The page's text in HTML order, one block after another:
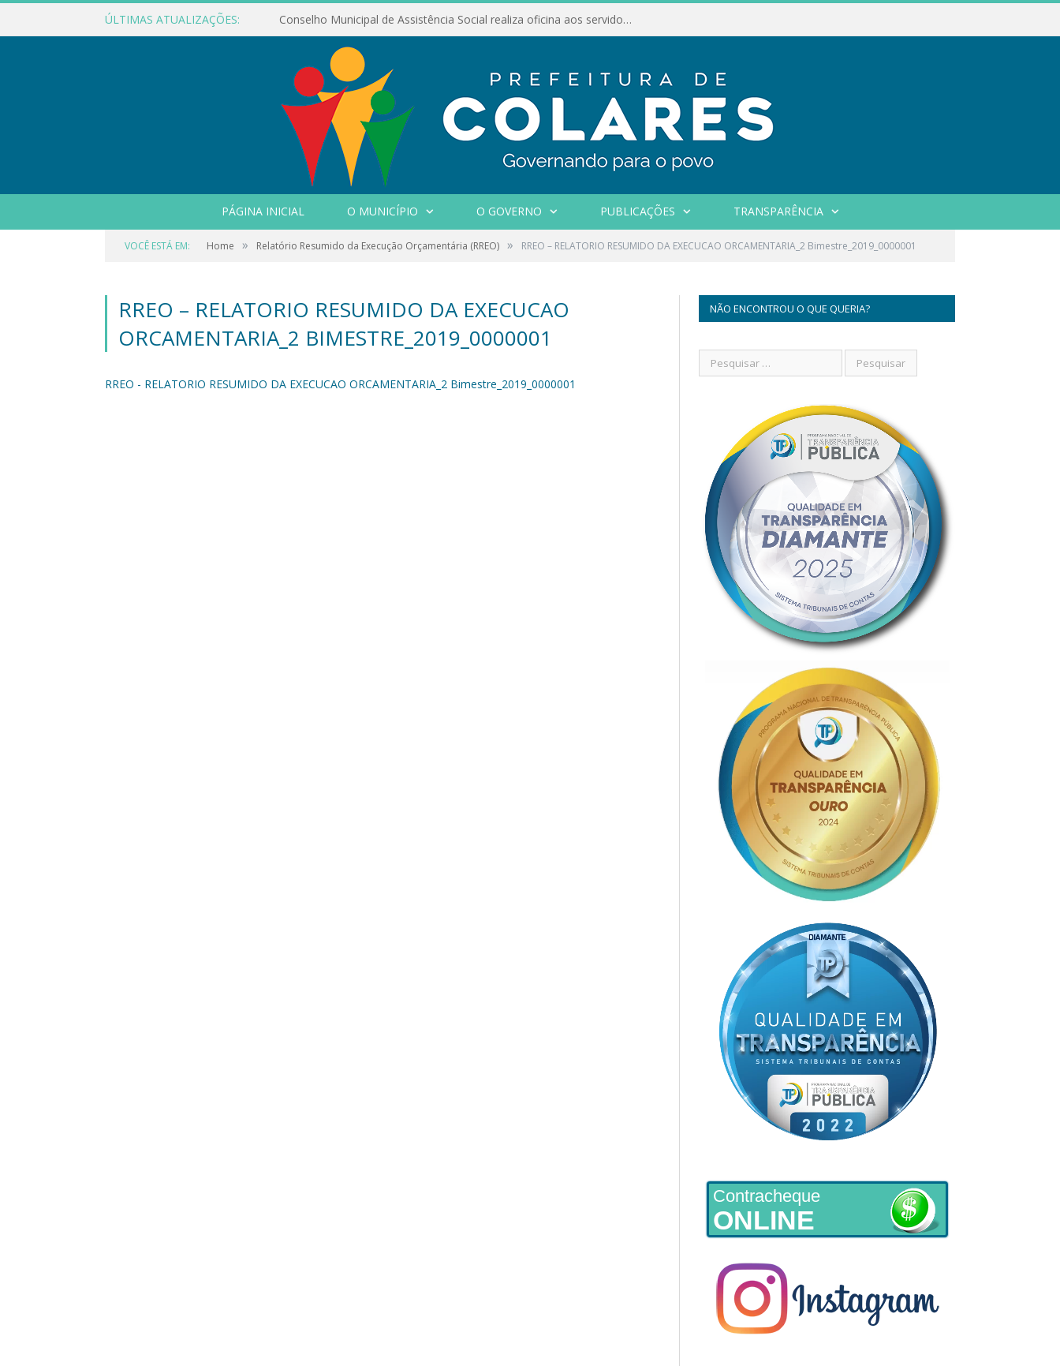
ÚLTIMAS ATUALIZAÇÕES: Conselho Municipal de Assistência Social realiza oficina aos servidores
PÁGINA INICIAL O MUNICÍPIO O GOVERNO PUBLICAÇÕES TRANSPARÊNCIA
VOCÊ ESTÁ EM: Home » Relatório Resumido da Execução Orçamentária (RREO) » RREO – RELATORIO RESUMIDO DA EXECUCAO ORCAMENTARIA_2 Bimestre_2019_0000001
RREO – RELATORIO RESUMIDO DA EXECUCAO
ORCAMENTARIA_2 BIMESTRE_2019_0000001
RREO - RELATORIO RESUMIDO DA EXECUCAO ORCAMENTARIA_2 Bimestre_2019_0000001
NÃO ENCONTROU O QUE QUERIA?
Contracheque
ONLINE